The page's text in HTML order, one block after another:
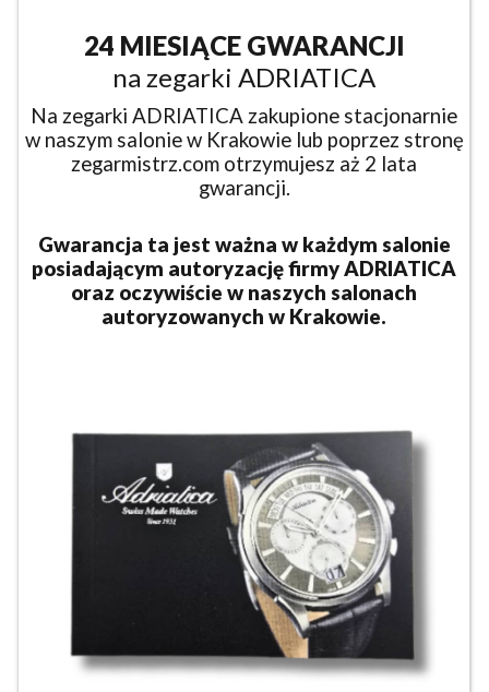
24 MIESIĄCE GWARANCJI
na zegarki ADRIATICA
Na zegarki ADRIATICA zakupione stacjonarnie
w naszym salonie w Krakowie lub poprzez stronę
zegarmistrz.com otrzymujesz aż 2 lata
gwarancji.
Gwarancja ta jest ważna w każdym salonie
posiadającym autoryzację firmy ADRIATICA
oraz oczywiście w naszych salonach
autoryzowanych w Krakowie.